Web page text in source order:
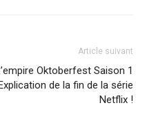
Article suivant
Oktoberfest Saison 1
de la fin de la série
Netflix !